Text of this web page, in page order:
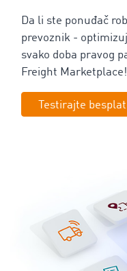
Da li ste ponuđač
prevoznik -
svako doba pravog
Freight Marketplace!
Testirajte